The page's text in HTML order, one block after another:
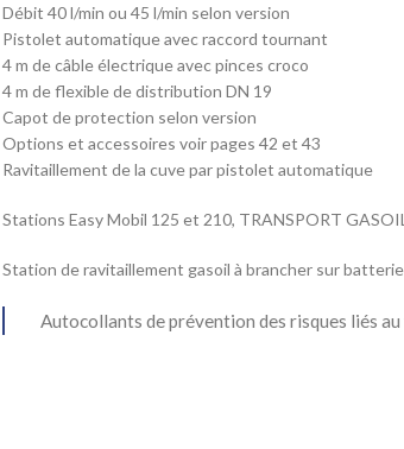
Débit 40 l/min ou 45 l/min selon version
Pistolet automatique avec raccord tournant
4 m de câble électrique avec pinces croco
4 m de flexible de distribution DN 19
Capot de protection selon version
Options et accessoires voir pages 42 et 43
Ravitaillement de la cuve par pistolet automatique
Stations Easy Mobil 125 et 210, TRANSPORT
Station de ravitaillement gasoil à brancher sur batterie
Autocollants de prévention des risques liés